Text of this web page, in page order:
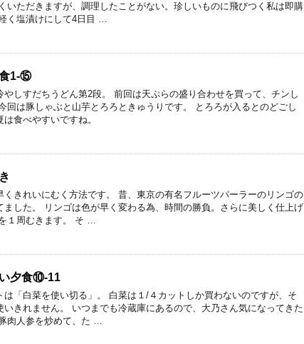
いただきますが、調理したことがない。珍しいものに飛びつく私は即購
く塩漬けにして4日目 …
1-⑮
やしすだちうどん第2段。 前回は天ぷらの盛り合わせを買って、チンし
回は豚しゃぶと山芋とろろときゅうりです。 とろろが入るとのどごし
食べやすいですね。
くきれいにむく方法です。 昔、東京の有名フルーツパーラーのリンゴの
ました。 リンゴは色が早く変わる為、時間の勝負。さらに美しく仕上げ
１周むきます。 そ …
夕食⑩-11
は「白菜を使い切る」。 白菜は１/４カットしか買わないのですが、そ
いきれません。 いつまでも冷蔵庫にあるので、大乃さん気になってきた
肉人参を炒めて、た …